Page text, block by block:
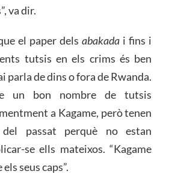
va dir.
el paper delsabakada i fins i
tutsis en els crims és ben
parla de dins o fora de Rwanda.
un bon nombre de tutsis
a Kagame, però tenen
passat perquè no estan
se ells mateixos. “Kagame
seus caps”.